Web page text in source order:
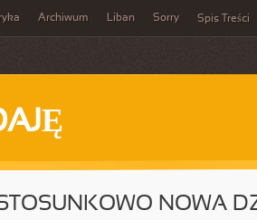
Archiwum Liban Sorry Spis Treści
NOWA